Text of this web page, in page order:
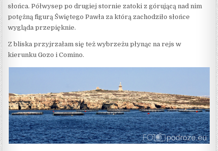
słońca. Półwysep po drugiej stornie zatoki z górującą nad nim
potężną figurą Świętego Pawła za którą zachodziło słońce
wygląda przepięknie.
Z bliska przyjrzałam się też wybrzeżu płynąc na rejs w
kierunku Gozo i Comino.